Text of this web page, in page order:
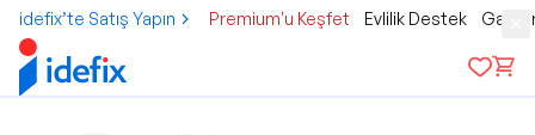
idefix’te Satış Yapın Premium'u Keşfet Evlilik Destek